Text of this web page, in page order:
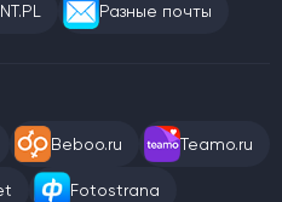
Разные почты
Beboo.ru Teamo.ru
Fotostrana